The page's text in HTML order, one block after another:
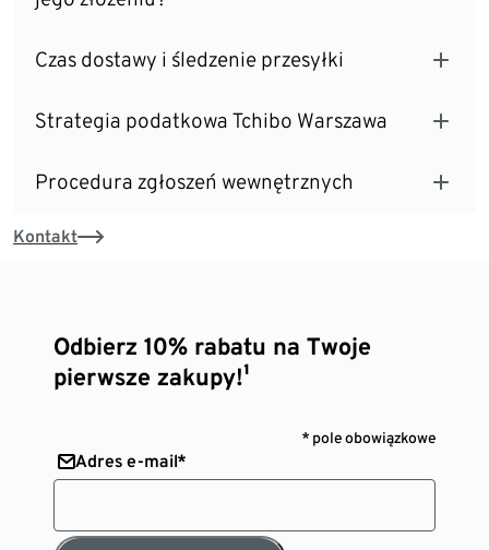
Czas dostawy i śledzenie przesyłki
Strategia podatkowa Tchibo Warszawa
Procedura zgłoszeń wewnętrznych
Kontakt
Odbierz 10% rabatu na Twoje
pierwsze zakupy!¹
* pole obowiązkowe
Adres e-mail*